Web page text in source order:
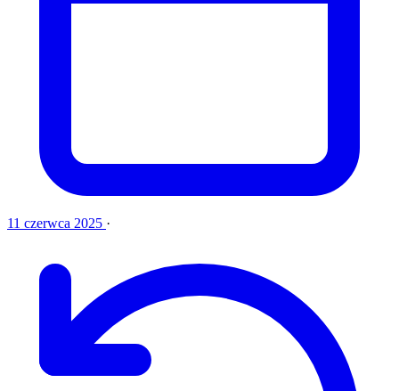
11 czerwca 2025 ·